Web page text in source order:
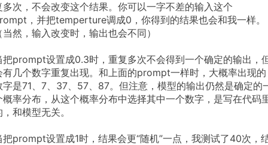
多次，不会改变这个结果。你可以一字不差的输入这个
，并把temperture调成0，你得到的结果也会和我一样。
当然，输入改变时，输出也会不同）
把prompt设置成0.3时，重复多次不会得到一个确定的输出，
有几个数字重复出现。和上面的prompt一样时，大概率出现的
字是71、7、37、57、87。但注意，模型的输出仍然是确定的
概率分布，从这个概率分布中选择其中一个数字，是写在代码
，和模型无关。
把prompt设置成1时，结果会更“随机”一点，我测试了40次，